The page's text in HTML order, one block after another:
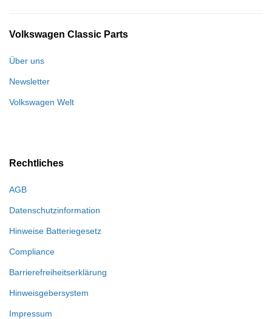
Volkswagen Classic Parts
Über uns
Newsletter
Volkswagen Welt
Rechtliches
AGB
Datenschutzinformation
Hinweise Batteriegesetz
Compliance
Barrierefreiheitserklärung
Hinweisgebersystem
Impressum